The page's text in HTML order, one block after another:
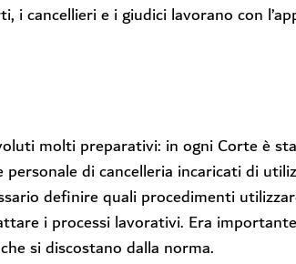
i cancellieri e i giudici lavorano con
molti preparativi: in ogni Corte è
di cancelleria incaricati di
definire quali procedimenti
i processi lavorativi. Era
si discostano dalla norma.